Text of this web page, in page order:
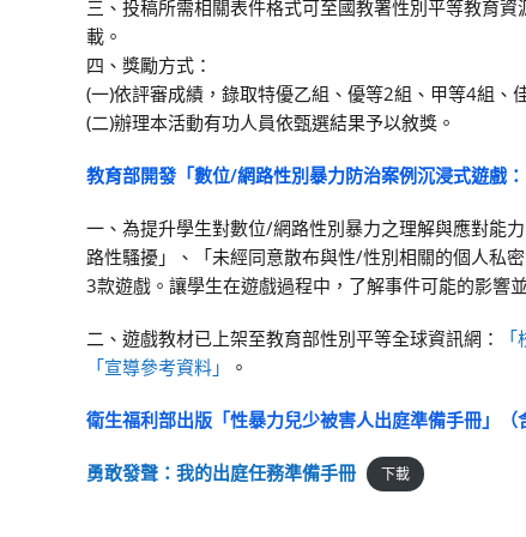
三、投稿所需相關表件格式可至國教署性別平等教育
載。
四、獎勵方式：
(一)依評審成績，錄取特優乙組、優等2組、甲等4組、
(二)辦理本活動有功人員依甄選結果予以敘獎。
教育部開發「數位/網路性別暴力防治案例沉浸式遊戲
一、為提升學生對數位/網路性別暴力之理解與應對能
路性騷擾」、「未經同意散布與性/性別相關的個人私
3款遊戲。讓學生在遊戲過程中，了解事件可能的影響
二、遊戲教材已上架至教育部性別平等全球資訊網：
「宣導參考資料」
。
衛生福利部出版「性暴力兒少被害人出庭準備手冊」（
勇敢發聲：我的出庭任務準備手冊 下載